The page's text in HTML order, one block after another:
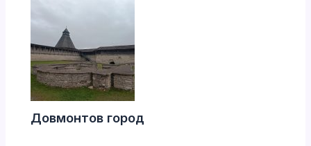
Довмонтов город